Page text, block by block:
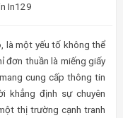
In129
là một yếu tố không thể
đơn thuần là miếng giấy
cung cấp thông tin
khẳng định sự chuyên
thị trường cạnh tranh